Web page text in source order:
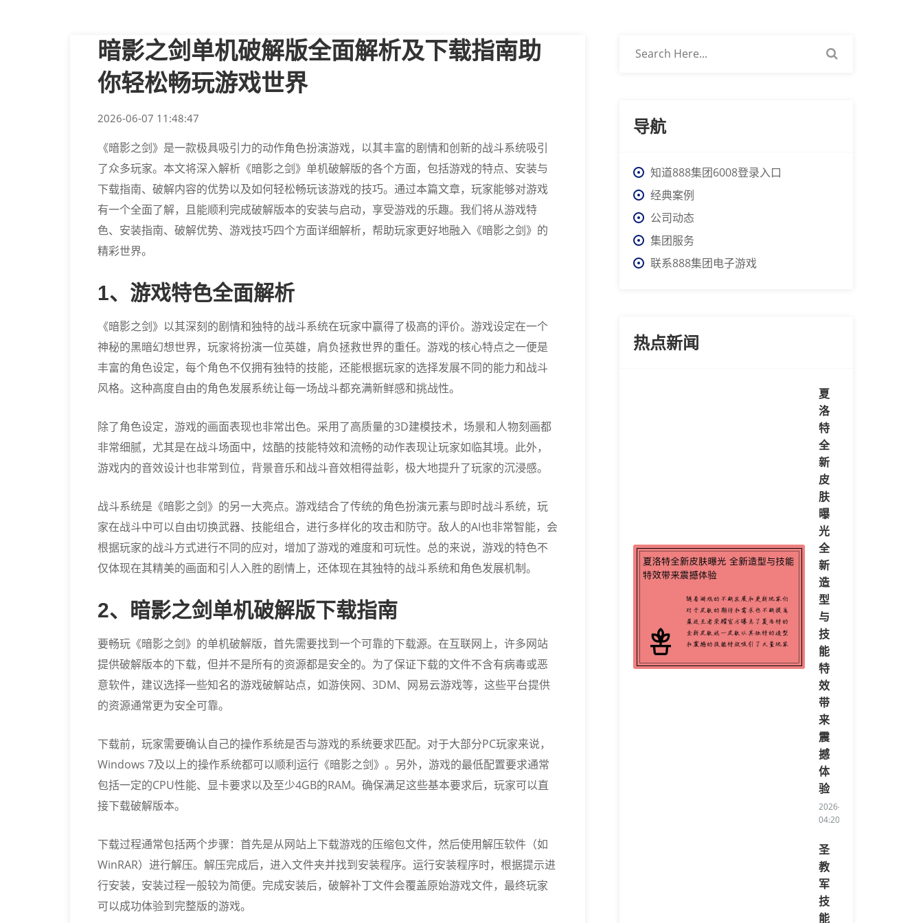
暗影之剑单机破解版全面解析及下载指南助
你轻松畅玩游戏世界
2026-06-07 11:48:47
《暗影之剑》是一款极具吸引力的动作角色扮演游戏，以其丰富的剧情和创新的战斗系统吸引
了众多玩家。本文将深入解析《暗影之剑》单机破解版的各个方面，包括游戏的特点、安装与
下载指南、破解内容的优势以及如何轻松畅玩该游戏的技巧。通过本篇文章，玩家能够对游戏
有一个全面了解，且能顺利完成破解版本的安装与启动，享受游戏的乐趣。我们将从游戏特
色、安装指南、破解优势、游戏技巧四个方面详细解析，帮助玩家更好地融入《暗影之剑》的
精彩世界。
1、游戏特色全面解析
《暗影之剑》以其深刻的剧情和独特的战斗系统在玩家中赢得了极高的评价。游戏设定在一个
神秘的黑暗幻想世界，玩家将扮演一位英雄，肩负拯救世界的重任。游戏的核心特点之一便是
丰富的角色设定，每个角色不仅拥有独特的技能，还能根据玩家的选择发展不同的能力和战斗
风格。这种高度自由的角色发展系统让每一场战斗都充满新鲜感和挑战性。
除了角色设定，游戏的画面表现也非常出色。采用了高质量的3D建模技术，场景和人物刻画都
非常细腻，尤其是在战斗场面中，炫酷的技能特效和流畅的动作表现让玩家如临其境。此外，
游戏内的音效设计也非常到位，背景音乐和战斗音效相得益彰，极大地提升了玩家的沉浸感。
战斗系统是《暗影之剑》的另一大亮点。游戏结合了传统的角色扮演元素与即时战斗系统，玩
家在战斗中可以自由切换武器、技能组合，进行多样化的攻击和防守。敌人的AI也非常智能，会
根据玩家的战斗方式进行不同的应对，增加了游戏的难度和可玩性。总的来说，游戏的特色不
仅体现在其精美的画面和引人入胜的剧情上，还体现在其独特的战斗系统和角色发展机制。
2、暗影之剑单机破解版下载指南
要畅玩《暗影之剑》的单机破解版，首先需要找到一个可靠的下载源。在互联网上，许多网站
提供破解版本的下载，但并不是所有的资源都是安全的。为了保证下载的文件不含有病毒或恶
意软件，建议选择一些知名的游戏破解站点，如游侠网、3DM、网易云游戏等，这些平台提供
的资源通常更为安全可靠。
下载前，玩家需要确认自己的操作系统是否与游戏的系统要求匹配。对于大部分PC玩家来说，
Windows 7及以上的操作系统都可以顺利运行《暗影之剑》。另外，游戏的最低配置要求通常
包括一定的CPU性能、显卡要求以及至少4GB的RAM。确保满足这些基本要求后，玩家可以直
接下载破解版本。
下载过程通常包括两个步骤：首先是从网站上下载游戏的压缩包文件，然后使用解压软件（如
WinRAR）进行解压。解压完成后，进入文件夹并找到安装程序。运行安装程序时，根据提示进
行安装，安装过程一般较为简便。完成安装后，破解补丁文件会覆盖原始游戏文件，最终玩家
可以成功体验到完整版的游戏。
导航
知道888集团6008登录入口
经典案例
公司动态
集团服务
联系888集团电子游戏
热点新闻
夏
洛
特
全
新
皮
肤
曝
光
全
新
造
型
与
技
能
特
效
带
来
震
撼
体
验
2026-08-07
04:20:08/li>
圣
教
军
技
能